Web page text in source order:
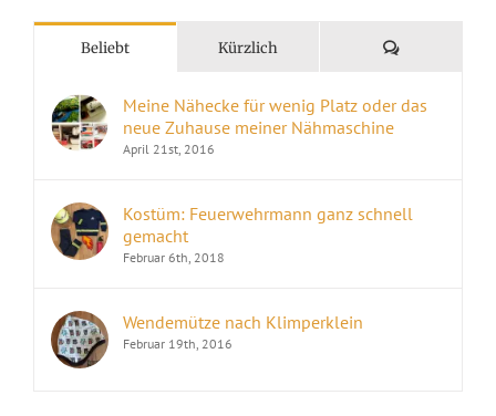
Beliebt Kürzlich Kommentare
Meine Nähecke für wenig Platz oder das
neue Zuhause meiner Nähmaschine
April 21st, 2016
Kostüm: Feuerwehrmann ganz schnell
gemacht
Februar 6th, 2018
Wendemütze nach Klimperklein
Februar 19th, 2016